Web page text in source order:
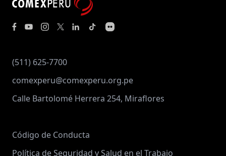
(511) 625-7700
comexperu@comexperu.org.pe
Calle Bartolomé Herrera 254, Miraflores
Código de Conducta
Política de Seguridad y Salud en el Trabajo